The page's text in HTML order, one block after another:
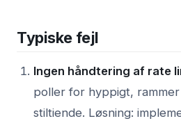
Typiske fejl
Ingen håndtering af rate
poller for hyppigt,
stiltiende. Løsning: